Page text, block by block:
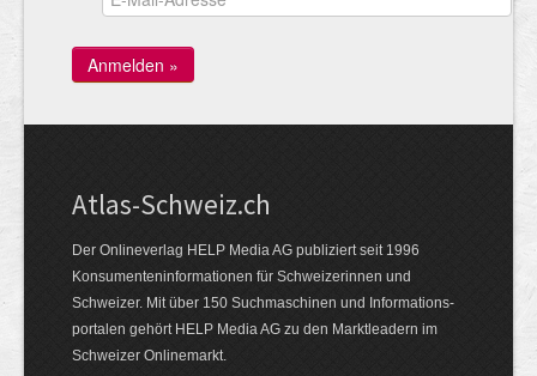
Atlas-Schweiz.ch
Der Onlineverlag HELP Media AG publiziert seit 1996
Konsumenten­infor­mationen für Schwei­zerinnen und
Schweizer. Mit über 150 Such­ma­schinen und Infor­mations­
portalen gehört HELP Media AG zu den Markt­leadern im
Schweizer Onlinemarkt.